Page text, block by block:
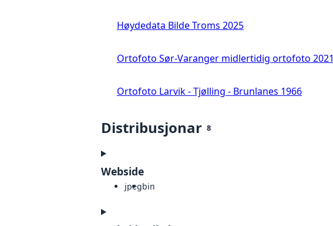
Høydedata Bilde Troms 2025
Ortofoto Sør-Varanger midlertidig ortofoto 2021
Ortofoto Larvik - Tjølling - Brunlanes 1966
Distribusjonar 8
Webside
jpegbin